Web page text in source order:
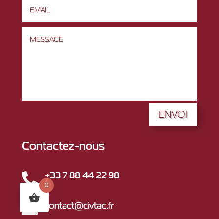
ENVOI
Contactez-nous
 +33 7 88 44 22 98
 contact@civtac.fr
0